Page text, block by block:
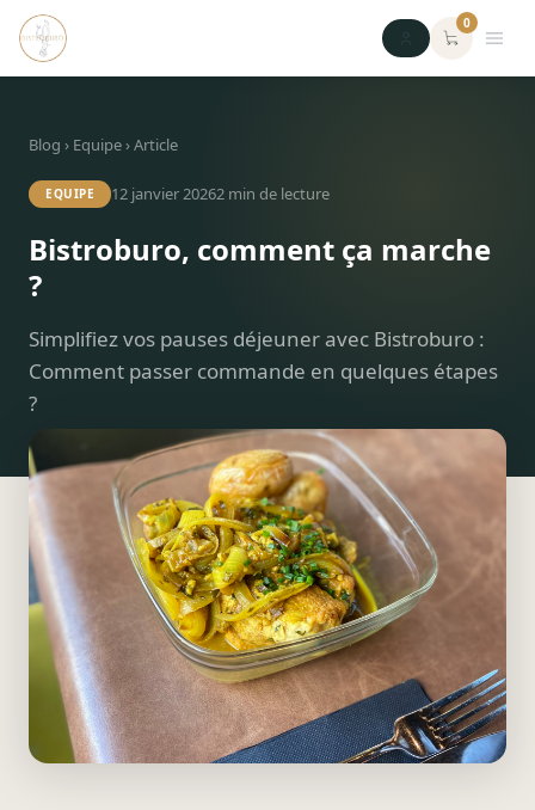
0
Blog › Equipe› Article
EQUIPE 12 janvier 20262 min de lecture
Bistroburo, comment ça marche
?
Simplifiez vos pauses déjeuner avec Bistroburo :
Comment passer commande en quelques étapes
?